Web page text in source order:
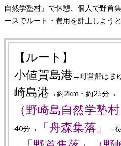
自然学塾村」で休憩、個人で野首
ースでルート・費用を計上しようと
【ルート】
小値賀島港 →町営船はま
崎島港 →約2km・約25分→
（野崎島自然学塾村
40分→
「舟森集落」
→